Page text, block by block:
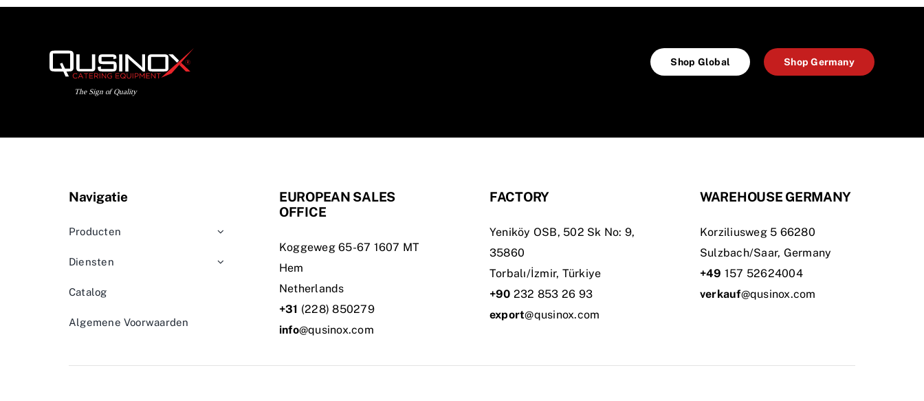
Shop Global Shop Germany
Navigatie
Producten
Diensten
Catalog
Algemene Voorwaarden
EUROPEAN SALES
OFFICE
Koggeweg 65-67 1607 MT
Hem
Netherlands
+31 (228) 850279
info@qusinox.com
FACTORY
Yeniköy OSB, 502 Sk No: 9,
35860
Torbalı/İzmir, Türkiye
+90 232 853 26 93
export@qusinox.com
WAREHOUSE GERMANY
Korziliusweg 5 66280
Sulzbach/Saar, Germany
+49 157 52624004
verkauf@qusinox.com